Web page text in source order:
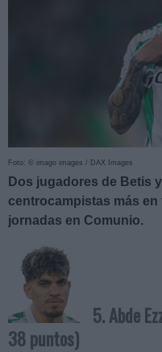
Foto: © imago images / DAX Images
Dos jugadores de Betis
centrocampistas más
jornadas en Comunio.
5. Abde
38 puntos)